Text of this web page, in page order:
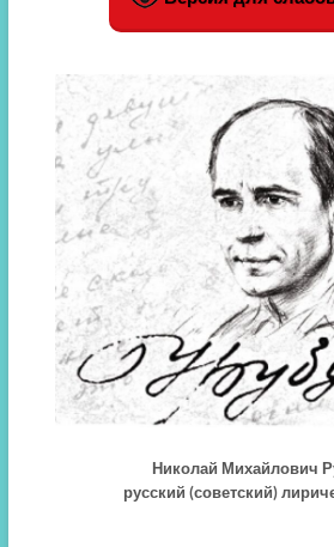
Николай Михайлович
русский (советский)